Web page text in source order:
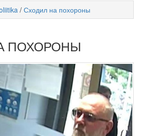
/ Сходил на похороны
ПОХОРОНЫ